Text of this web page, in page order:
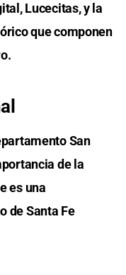
Lucecitas, y la
que componen
San
de la
es una
de Santa Fe